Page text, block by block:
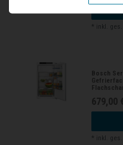
* inkl. ges.
Bosch
679,00
* inkl. ges.